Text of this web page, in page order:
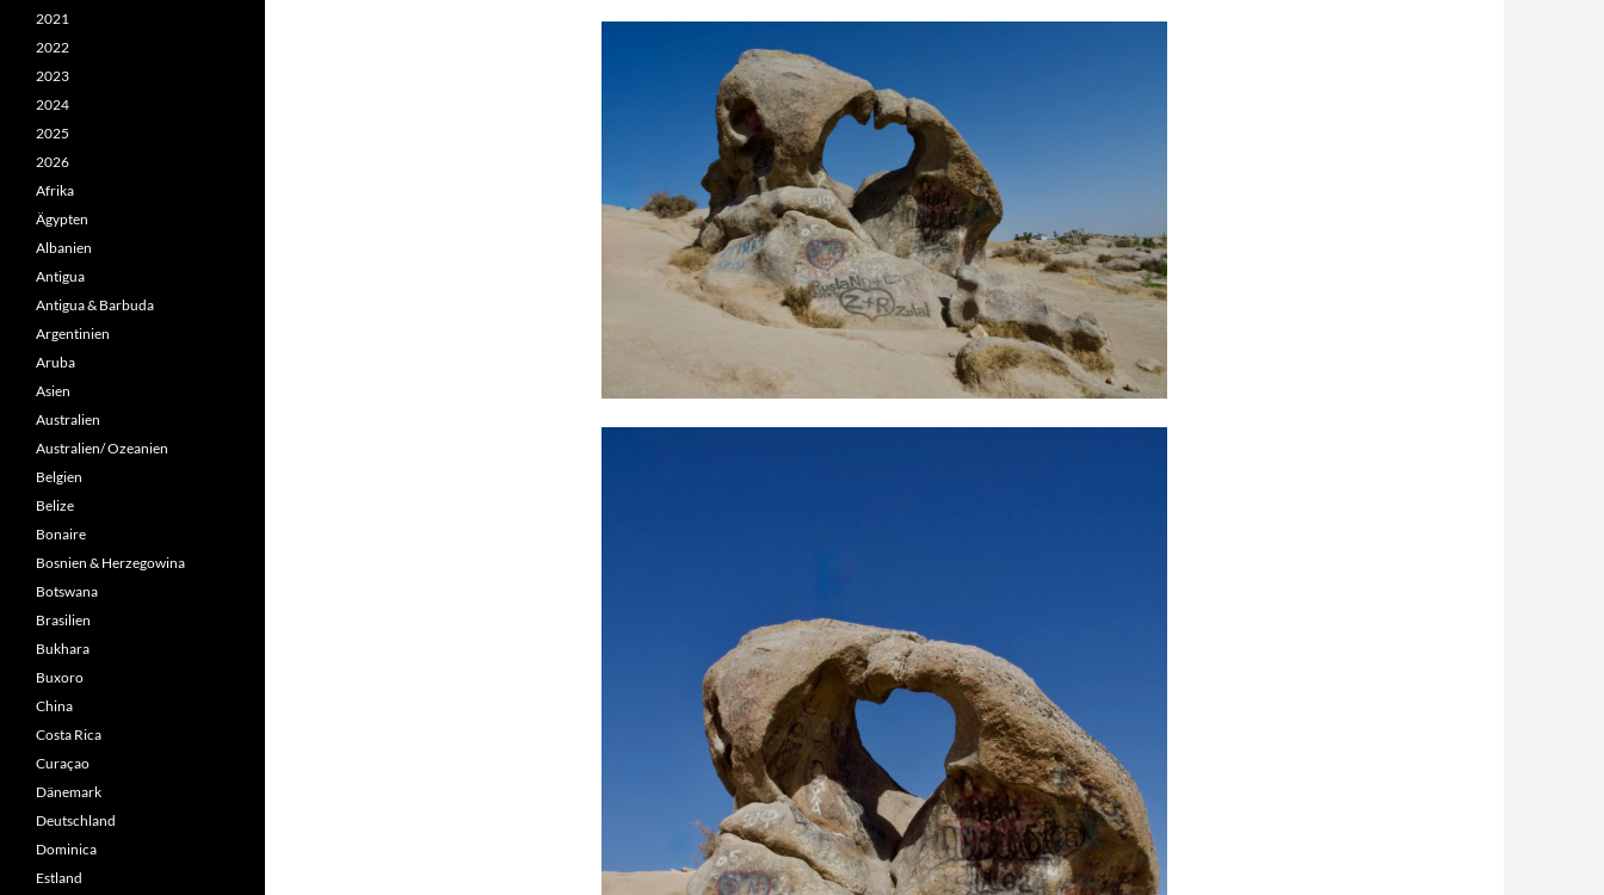
2021
2022
2023
2024
2025
2026
Afrika
Ägypten
Albanien
Antigua
Antigua & Barbuda
Argentinien
Aruba
Asien
Australien
Australien/ Ozeanien
Belgien
Belize
Bonaire
Bosnien & Herzegowina
Botswana
Brasilien
Bukhara
Buxoro
China
Costa Rica
Curaçao
Dänemark
Deutschland
Dominica
Estland